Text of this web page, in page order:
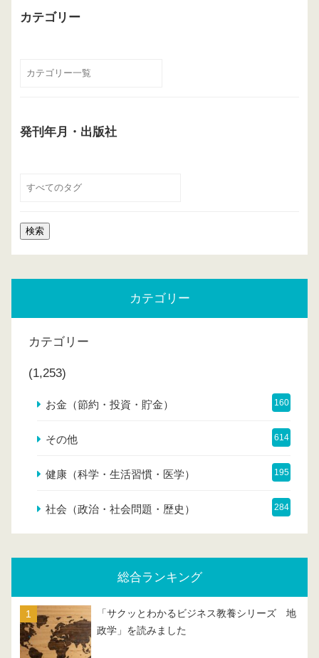
カテゴリー
発刊年月・出版社
カテゴリー
カテゴリー
(1,253)
お金（節約・投資・貯金） 160
その他 614
健康（科学・生活習慣・医学） 195
社会（政治・社会問題・歴史） 284
総合ランキング
「サクッとわかるビジネス教養シリーズ 地
政学」を読みました